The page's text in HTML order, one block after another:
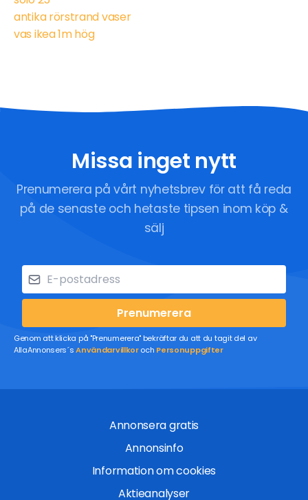
antika rörstrand vaser
vas ikea 1m hög
Missa inget nytt
Prenumerera på vårt nyhetsbrev för att få reda
på de senaste och hetaste tipsen inom köp &
sälj
Prenumerera
Genom att klicka på "Prenumerera" bekräftar du att du tagit del av
AllaAnnonsers´sAnvändarvillkoroch Personuppgifter
Annonsera gratis
Annonsinfo
Information om cookies
Aktieanalyser